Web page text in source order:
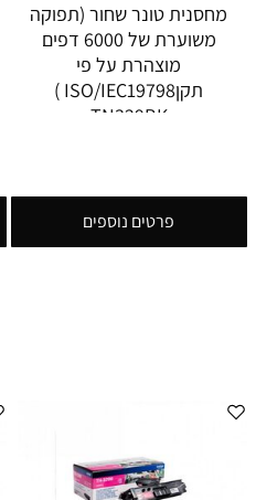
מחסנית טונר שחור (תפוקה
משוערת של 6000 דפים
מוצהרת על פי
תקןISO/IEC19798 )
TN329BK
פרטים נוספים